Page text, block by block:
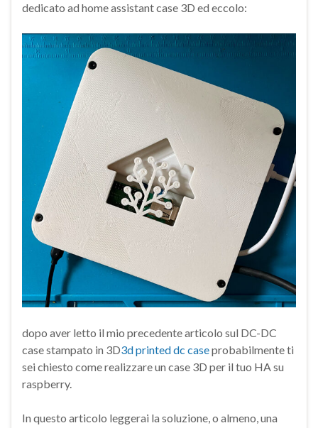
dedicato ad home assistant case 3D ed eccolo:
dopo aver letto il mio precedente articolo sul DC-DC
case stampato in 3D3d printed dc caseprobabilmente ti
sei chiesto come realizzare un case 3D per il tuo HA su
raspberry.
In questo articolo leggerai la soluzione, o almeno, una